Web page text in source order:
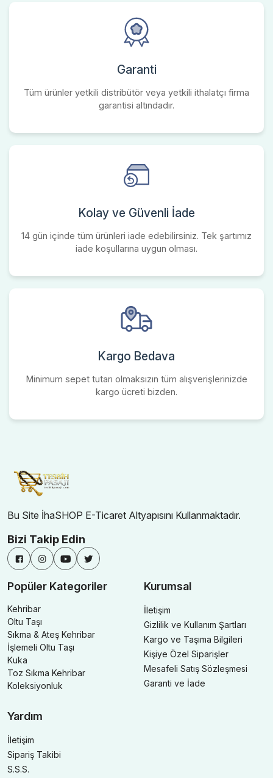
Garanti
Tüm ürünler yetkili distribütör veya yetkili ithalatçı firma
garantisi altındadır.
Kolay ve Güvenli İade
14 gün içinde tüm ürünleri iade edebilirsiniz. Tek şartımız
iade koşullarına uygun olması.
Kargo Bedava
Minimum sepet tutarı olmaksızın tüm alışverişlerinizde
kargo ücreti bizden.
Bu Site İhaSHOP E-Ticaret Altyapısını Kullanmaktadır.
Bizi Takip Edin
Popüler Kategoriler
Kehribar
Oltu Taşı
Sıkma & Ateş Kehribar
İşlemeli Oltu Taşı
Kuka
Toz Sıkma Kehribar
Koleksiyonluk
Kurumsal
İletişim
Gizlilik ve Kullanım Şartları
Kargo ve Taşıma Bilgileri
Kişiye Özel Siparişler
Mesafeli Satış Sözleşmesi
Garanti ve İade
Yardım
İletişim
Sipariş Takibi
S.S.S.